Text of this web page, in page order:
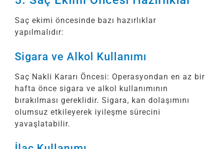
Saç ekimi öncesinde bazı hazırlıklar
yapılmalıdır:
Sigara ve Alkol Kullanımı
Saç Nakli Kararı Öncesi: Operasyondan en az bir
hafta önce sigara ve alkol kullanımının
bırakılması gereklidir. Sigara, kan dolaşımını
olumsuz etkileyerek iyileşme sürecini
yavaşlatabilir.